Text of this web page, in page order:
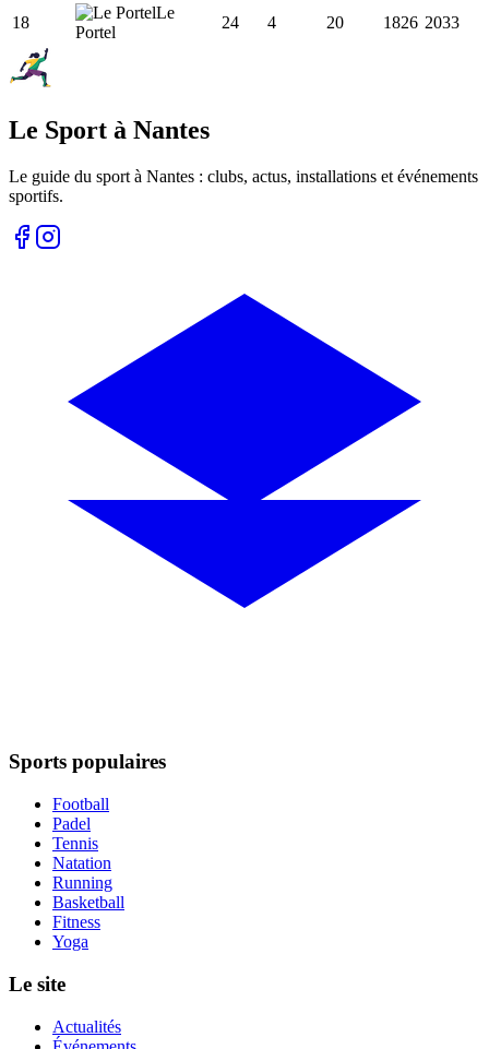
18
Le
Portel
24 4 20 1826 2033
Le Sport à Nantes
Le guide du sport à Nantes : clubs, actus, installations et événements
sportifs.
Sports populaires
Football
Padel
Tennis
Natation
Running
Basketball
Fitness
Yoga
Le site
Actualités